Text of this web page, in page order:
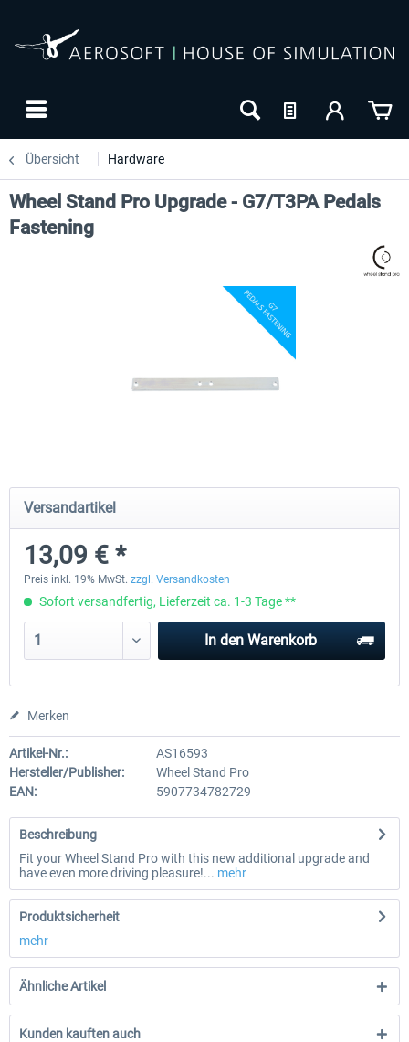
Übersicht Hardware
Pedals Plate
29,75 € *
Wheel Stand Pro Upgrade - G7/T3PA Pedals
Fastening
Versandartikel
13,09 € *
Preis inkl. 19% MwSt. zzgl. Versandkosten
Sofort versandfertig, Lieferzeit ca. 1-3 Tage **
In den Warenkorb
Merken
Artikel-Nr.:
AS16593
Hersteller/Publisher:
Wheel Stand Pro
EAN:
5907734782729
Beschreibung
Fit your Wheel Stand Pro with this new additional upgrade and
have even more driving pleasure!... mehr
Produktsicherheit
mehr
Ähnliche Artikel
Kunden kauften auch